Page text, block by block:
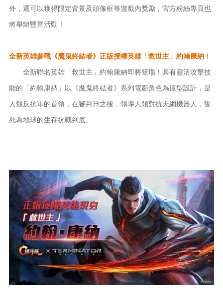
外，還可以獲得限定背景及頭像框等遊戲內獎勵，官方粉絲專頁也
將舉辦豐富活動！
全新英雄參戰《魔鬼終結者》正版授權英雄「救世主」約翰康納！
全新聯名英雄「救世主」約翰康納即將登場！具有靈活攻擊技
能的「約翰康納」以《魔鬼終結者》系列電影角色為原型設計，是
人類反抗軍的首領，在審判日之後，領導人類對抗天網機器人，誓
死為地球的生存抗戰到底。